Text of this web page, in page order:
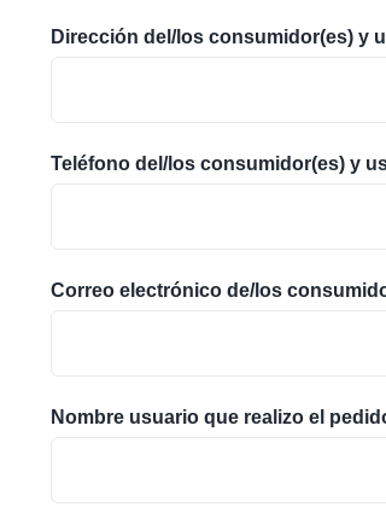
Dirección del/los consumidor(es) y
Teléfono del/los consumidor(es) y
Correo electrónico de/los
Nombre usuario que realizo el